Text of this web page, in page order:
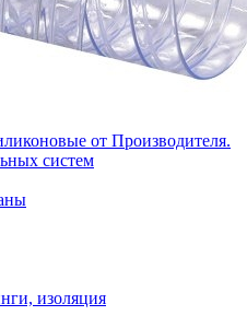
от Производителя.
систем
изоляция